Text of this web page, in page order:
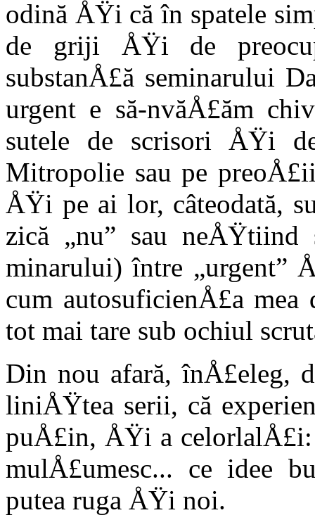
odină ÅŸi că în spatele
de griji ÅŸi de
substanÅ£ă seminarului
urgent e să-nvăÅ£ăm
sute­le de scrisori ÅŸi
Mitropolie sau pe
ÅŸi pe ai lor, câteodată,
zică „nu” sau neÅŸtiind
minarului) între „urgent”
cum autosuficienÅ£a mea
tot mai tare sub ochiul
Din nou afară, înÅ£eleg,
liniÅŸtea serii, că
puÅ£in, ÅŸi a celorlalÅ£i:
mulÅ£umesc... ce idee
putea ruga ÅŸi noi.